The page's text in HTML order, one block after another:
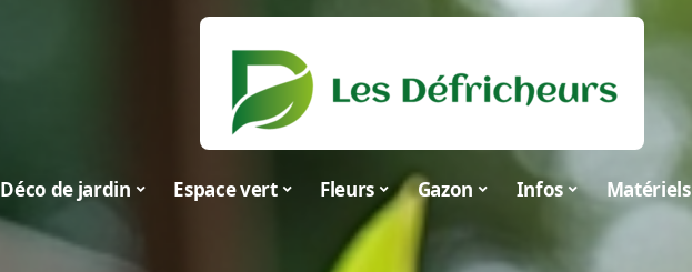
Déco de jardin Espace vert Fleurs Gazon Infos Matériels